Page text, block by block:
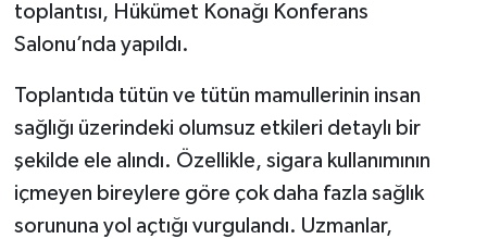
toplantısı, Hükümet Konağı Konferans
Salonu’nda yapıldı.
Toplantıda tütün ve tütün mamullerinin insan
sağlığı üzerindeki olumsuz etkileri detaylı bir
şekilde ele alındı. Özellikle, sigara kullanımının
içmeyen bireylere göre çok daha fazla sağlık
sorununa yol açtığı vurgulandı. Uzmanlar,